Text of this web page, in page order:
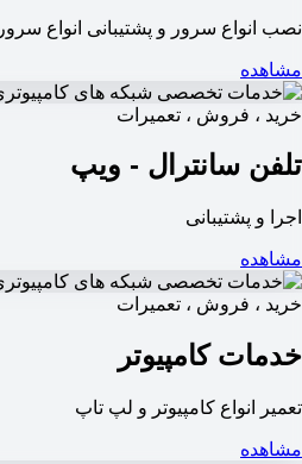
نصب انواع سرور و پشتیبانی انواع سرور
مشاهده
خرید ، فروش ، تعمیرات
تلفن سانترال - ویپ
اجرا و پشتیبانی
مشاهده
خرید ، فروش ، تعمیرات
خدمات کامپیوتر
تعمیر انواع کامپیوتر و لپ تاپ
مشاهده